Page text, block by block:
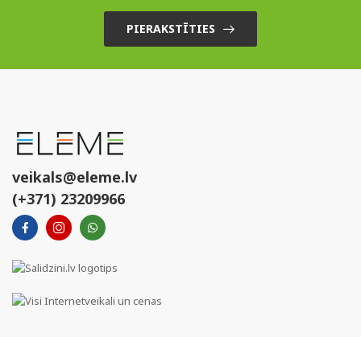
PIERAKSTĪTIES
veikals@eleme.lv
(+371) 23209966